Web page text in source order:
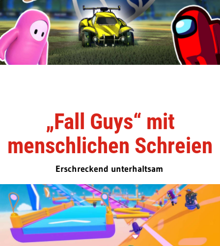
„Fall Guys“ mit
menschlichen Schreien
Erschreckend unterhaltsam